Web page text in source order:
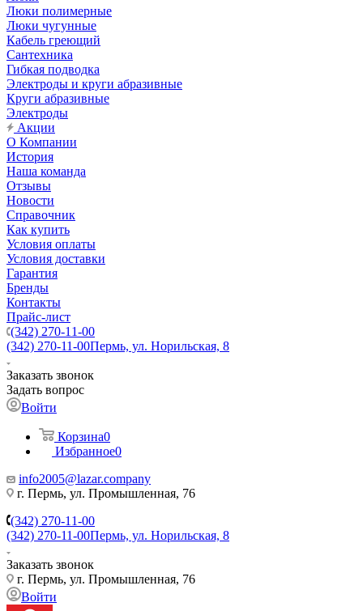
Люки полимерные
Люки чугунные
Кабель греющий
Сантехника
Гибкая подводка
Электроды и круги абразивные
Круги абразивные
Электроды
Акции
О Компании
История
Наша команда
Отзывы
Новости
Справочник
Как купить
Условия оплаты
Условия доставки
Гарантия
Бренды
Контакты
Прайс-лист
(342) 270-11-00
(342) 270-11-00Пермь, ул. Норильская, 8
Заказать звонок
Задать вопрос
Войти
Корзина0
Избранное0
info2005@lazar.company
г. Пермь, ул. Промышленная, 76
(342) 270-11-00
(342) 270-11-00Пермь, ул. Норильская, 8
Заказать звонок
г. Пермь, ул. Промышленная, 76
Войти